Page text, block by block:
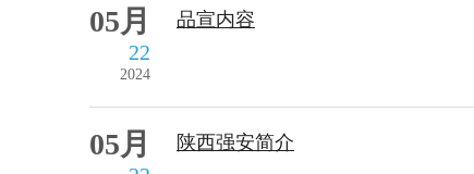
05月
22
2024
品宣内容
05月 陕西强安简介